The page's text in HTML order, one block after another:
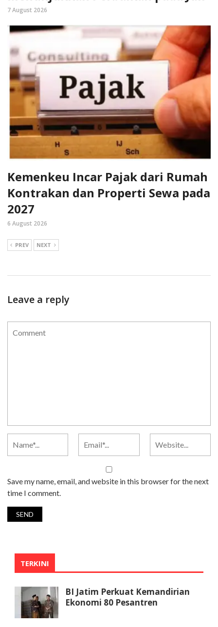
7 August 2026
Kemenkeu Incar Pajak dari Rumah
Kontrakan dan Properti Sewa pada
2027
6 August 2026
PREV NEXT
Leave a reply
Save my name, email, and website in this browser for the next
time I comment.
TERKINI
BI Jatim Perkuat Kemandirian
Ekonomi 80 Pesantren